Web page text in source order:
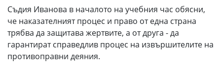
Съдия Иванова в началото на учебния час обясни,
че наказателният процес и право от една страна
трябва да защитава жертвите, а от друга - да
гарантират справедлив процес на извършителите на
противоправни деяния.